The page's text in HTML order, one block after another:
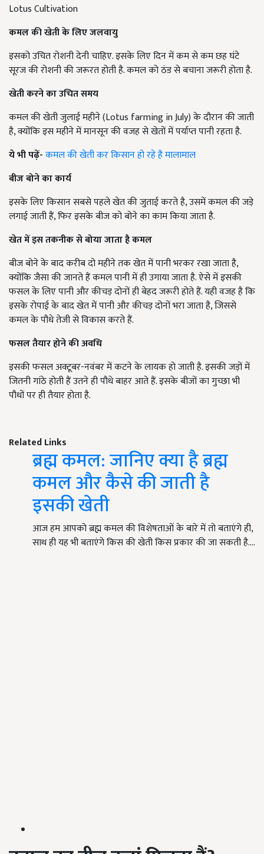
Lotus Cultivation
कमल की खेती के लिए जलवायु
इसको उचित रोशनी देनी चाहिए. इसके लिए दिन में कम से कम छह घंटे
सूरज की रोशनी की जरूरत होती है. कमल को ठंड से बचाना जरूरी होता है.
खेती करने का उचित समय
कमल की खेती जुलाई महीने (Lotus farming in July) के दौरान की जाती
है, क्योंकि इस महीने में मानसून की वजह से खेतों में पर्याप्त पानी रहता है.
ये भी पढ़ें-कमल की खेती कर किसान हो रहे है मालामाल
बीज बोने का कार्य
इसके लिए किसान सबसे पहले खेत की जुताई करते है, उसमें कमल की जड़े
लगाई जाती हैं, फिर इसके बीज को बोने का काम किया जाता है.
खेत में इस तकनीक से बोया जाता है कमल
बीज बोने के बाद करीब दो महीने तक खेत में पानी भरकर रखा जाता है,
क्योंकि जैसा की जानते हैं कमल पानी में ही उगाया जाता है. ऐसे में इसकी
फसल के लिए पानी और कीचड़ दोनों ही बेहद जरूरी होते हैं. यही वजह है कि
इसके रोपाई के बाद खेत में पानी और कीचड़ दोनों भरा जाता है, जिससे
कमल के पौधे तेजी से विकास करते हैं.
फसल तैयार होने की अवधि
इसकी फसल अक्टूबर-नवंबर में कटने के लायक हो जाती है. इसकी जड़ों में
जितनी गांठे होती हैं उतने ही पौधे बाहर आते हैं. इसके बीजों का गुच्छा भी
पौधों पर ही तैयार होता है.
Related Links
ब्रह्म कमल: जानिए क्या है ब्रह्म
कमल और कैसे की जाती है
इसकी खेती
आज हम आपको ब्रह्म कमल की विशेषताओं के बारे में तो बताएंगे ही,
साथ ही यह भी बताएंगे किस की खेती किस प्रकार की जा सकती है.…